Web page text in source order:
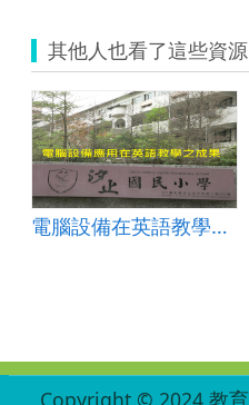
其他人也看了這些資源
電腦設備在英語教學應用
Copyright © 2024 教